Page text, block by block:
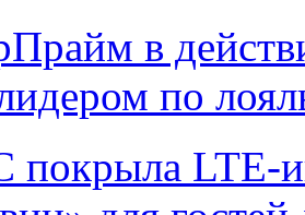
в
по
LTE-